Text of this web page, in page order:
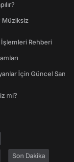
Müziksiz
İşlemleri Rehberi
İçin Güncel San
mi?
Son Dakika